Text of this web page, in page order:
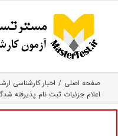
content
صفحه اصلی
اخبار کارشناسی
اعلام جزئیات ثبت نام پذیرفته شدگان بدون